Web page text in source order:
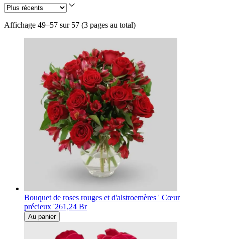
Affichage 49–57 sur 57 (3 pages au total)
Bouquet de roses rouges et d'alstroemères ' Cœur
précieux '261,24 Br
Au panier